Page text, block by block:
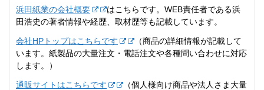
浜田紙業の会社概要
はこちらです。WEB責任者である浜
田浩史の著者情報や経歴、取材歴等も記載しています。
会社HPトップはこちらです
（商品の詳細情報が記載して
います。紙製品の大量注文・電話注文や各種問い合わせに対応
します。）
通販サイトはこちらです
（個人様向け商品や法人さま大量